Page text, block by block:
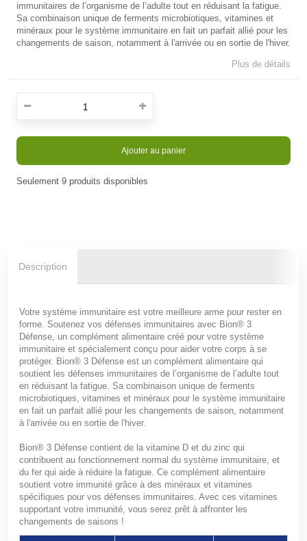
immunitaires de l’organisme de l’adulte tout en réduisant la fatigue.
Sa combinaison unique de ferments microbiotiques, vitamines et
minéraux pour le système immunitaire en fait un parfait allié pour les
changements de saison, notamment à l'arrivée ou en sortie de l'hiver.
Plus de détails
Ajouter au panier
Seulement 9 produits disponibles
Description
Votre système immunitaire est votre meilleure arme pour rester en
forme. Soutenez vos défenses immunitaires avec Bion® 3
Défense, un complément alimentaire créé pour votre système
immunitaire et spécialement conçu pour aider votre corps à se
protéger. Bion® 3 Défense est un complément alimentaire qui
soutient les défenses immunitaires de l’organisme de l’adulte tout
en réduisant la fatigue. Sa combinaison unique de ferments
microbiotiques, vitamines et minéraux pour le système immunitaire
en fait un parfait allié pour les changements de saison, notamment
à l'arrivée ou en sortie de l'hiver.
Bion® 3 Défense contient de la vitamine D et du zinc qui
contribuent au fonctionnement normal du système immunitaire, et
du fer qui aide à réduire la fatigue. Ce complément alimentaire
soutient votre immunité grâce à des minéraux et vitamines
spécifiques pour vos défenses immunitaires. Avec ces vitamines
supportant votre immunité, vous serez prêt à affronter les
changements de saisons !